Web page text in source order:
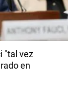
"tal vez
en